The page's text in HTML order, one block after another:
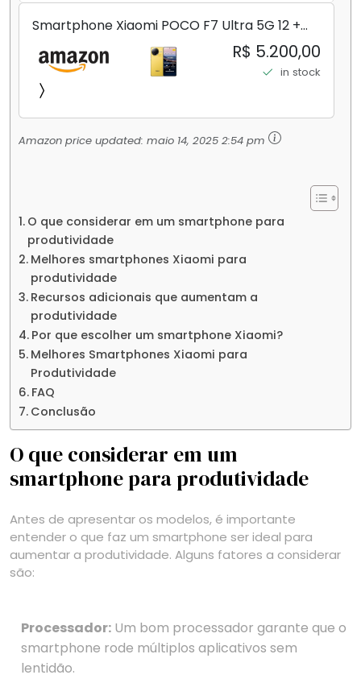
Smartphone Xiaomi POCO F7 Ultra 5G 12 +
256GB/16+512GB Processador Snapdragon 8
Elite Top de Linha Chip VisionBoost D7 para
Jogos Pesados Tela Flow AMOLED 2K...
R$ 5.200,00
in stock
Amazon price updated: maio 14, 2025 2:54 pm
O que considerar em um smartphone para
produtividade
Melhores smartphones Xiaomi para
produtividade
Recursos adicionais que aumentam a
produtividade
Por que escolher um smartphone Xiaomi?
Melhores Smartphones Xiaomi para
Produtividade
FAQ
Conclusão
O que considerar em um
smartphone para produtividade
Antes de apresentar os modelos, é importante
entender o que faz um smartphone ser ideal para
aumentar a produtividade. Alguns fatores a considerar
são:
Processador: Um bom processador garante que o
smartphone rode múltiplos aplicativos sem
lentidão.